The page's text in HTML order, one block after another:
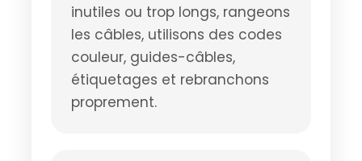
inutiles ou trop longs, rangeons
les câbles, utilisons des codes
couleur, guides-câbles,
étiquetages et rebranchons
proprement.